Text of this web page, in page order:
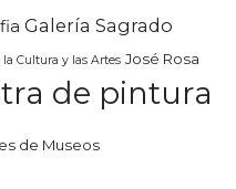
Galería Sagrado
Cultura y las Artes José Rosa
de pintura
de Museos